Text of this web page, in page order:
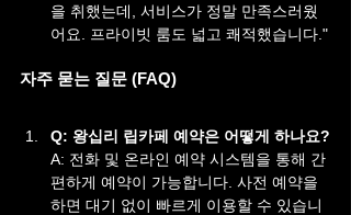
을 취했는데, 서비스가 정말 만족스러웠
어요. 프라이빗 룸도 넓고 쾌적했습니다."
자주 묻는 질문 (FAQ)
Q: 왕십리 립카페 예약은 어떻게 하나요?
A: 전화 및 온라인 예약 시스템을 통해 간
편하게 예약이 가능합니다. 사전 예약을
하면 대기 없이 빠르게 이용할 수 있습니